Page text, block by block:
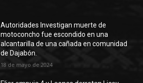
Autoridades Investigan muerte de
motoconcho fue escondido en una
alcantarilla de una cañada en comunidad
de Dajabón.
18 de mayo de 2024